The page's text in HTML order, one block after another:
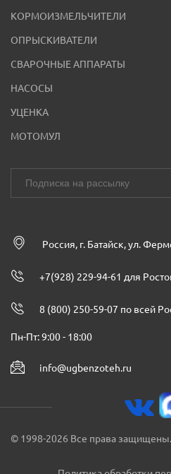
КОРМОИЗМЕЛЬЧИТЕЛИ
ОПРЫСКИВАТЕЛИ
СВАРОЧНЫЕ АППАРАТЫ
НАСОСЫ
УЦЕНКА
МОТОМУЛ
Россия, г. Батайск, ул.
+7(928) 229-94-61 для
8 (800) 250-59-07 по всей
Пн-Пт: 9:00 - 18:00
info@ugbenzoteh.ru
© 1998-2026 Все права